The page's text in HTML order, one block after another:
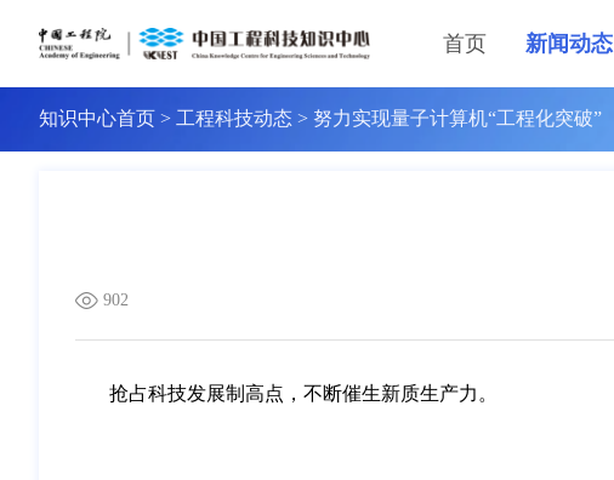
首页 新闻动态
知识中心首页 > 工程科技动态 > 努力实现量子计算机“工程化突破”
902
抢占科技发展制高点，不断催生新质生产力。